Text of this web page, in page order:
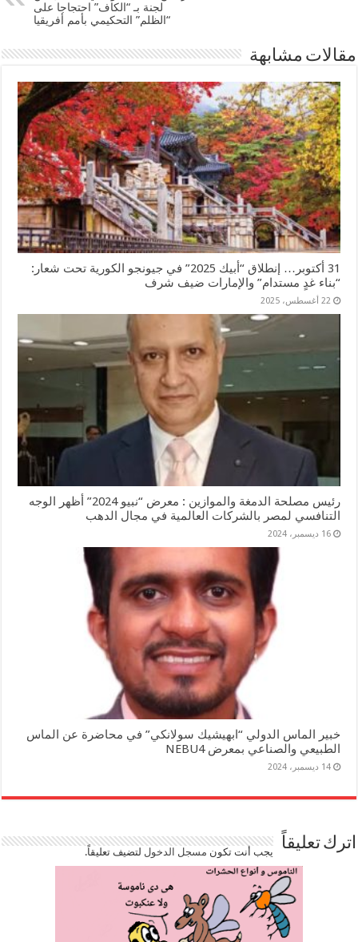
لجنة بـ “الكاف” احتجاجا على
“الظلم” التحكيمي بأمم أفريقيا
مقالات مشابهة
31 أكتوبر… إنطلاق “أبيك 2025” في جيونجو الكورية تحت شعار:
“بناء غدٍ مستدام” والإمارات ضيف شرف
22 أغسطس، 2025
رئيس مصلحة الدمغة والموازين : معرض “نبيو 2024” أظهر الوجه
التنافسي لمصر بالشركات العالمية في مجال الدهب
16 ديسمبر، 2024
خبير الماس الدولي “ابهيشيك سولانكي” في محاضرة عن الماس
الطبيعي والصناعي بمعرض NEBU4
14 ديسمبر، 2024
اترك تعليقاً يجب أنت تكون مسجل الدخوللتضيف تعليقاً.